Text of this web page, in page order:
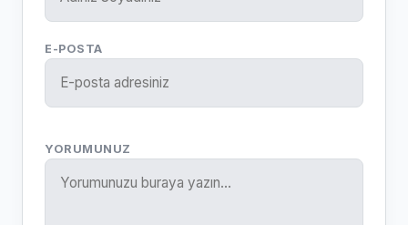
E-POSTA
YORUMUNUZ